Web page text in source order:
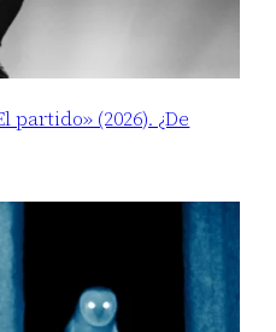
partido» (2026). ¿De